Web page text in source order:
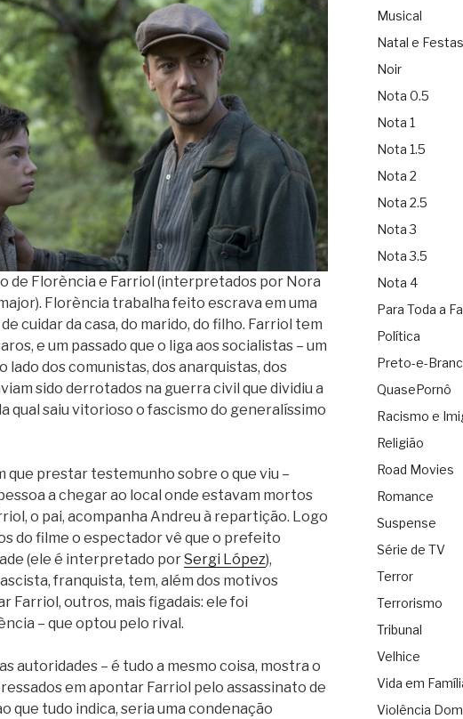
de Florència e Farriol (interpretados por Nora
Florència trabalha feito escrava em uma
cuidar da casa, do marido, do filho. Farriol tem
e um passado que o liga aos socialistas – um
lado dos comunistas, dos anarquistas, dos
sido derrotados na guerra civil que dividiu a
qual saiu vitorioso o fascismo do generalíssimo
que prestar testemunho sobre o que viu –
a chegar ao local onde estavam mortos
o pai, acompanha Andreu à repartição. Logo
do filme o espectador vê que o prefeito
(ele é interpretado porSergi López),
franquista, tem, além dos motivos
Farriol, outros, mais figadais: ele foi
– que optou pelo rival.
autoridades – é tudo a mesmo coisa, mostra o
em apontar Farriol pelo assassinato de
que tudo indica, seria uma condenação
Musical
Natal e Festas
Noir
Nota 0.5
Nota 1
Nota 1.5
Nota 2
Nota 2.5
Nota 3
Nota 3.5
Nota 4
Para Toda a
Política
Preto-e-
QuasePornô
Racismo e
Religião
Road Movies
Romance
Suspense
Série de TV
Terror
Terrorismo
Tribunal
Velhice
Vida em
Violência